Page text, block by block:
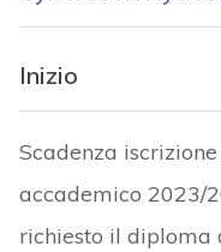
Inizio
Scadenza
accademico 2023/
richiesto il diploma